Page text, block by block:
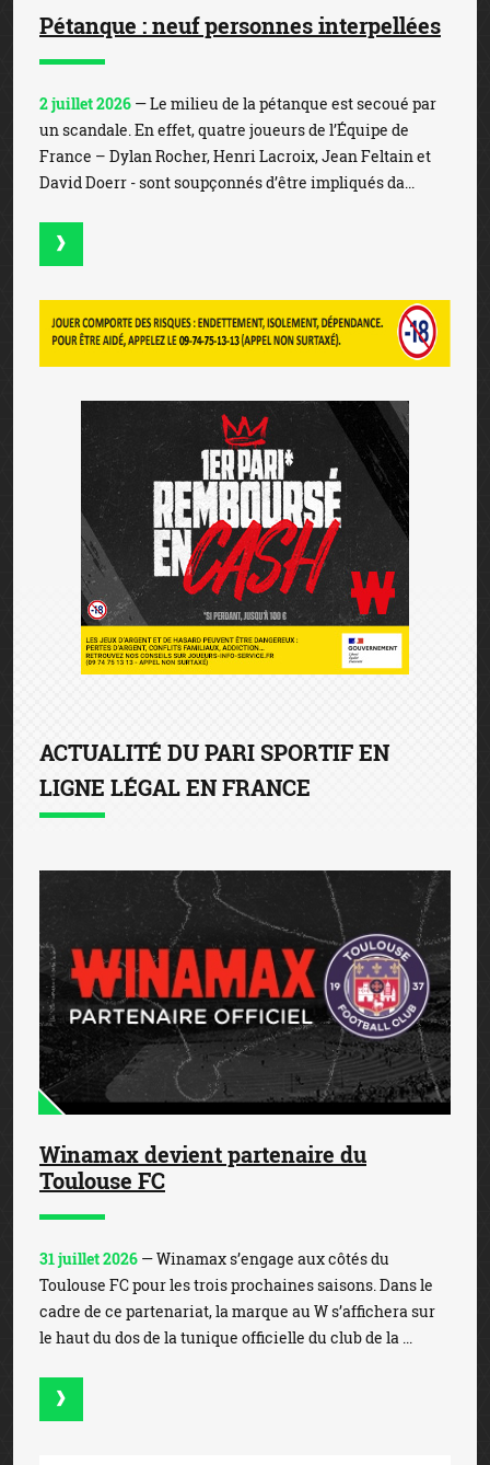
Pétanque : neuf personnes interpellées
2 juillet 2026 — Le milieu de la pétanque est secoué par
un scandale. En effet, quatre joueurs de l’Équipe de
France – Dylan Rocher, Henri Lacroix, Jean Feltain et
David Doerr - sont soupçonnés d’être impliqués da...
ACTUALITÉ DU PARI SPORTIF EN
LIGNE LÉGAL EN FRANCE
Winamax devient partenaire du
Toulouse FC
31 juillet 2026 — Winamax s’engage aux côtés du
Toulouse FC pour les trois prochaines saisons. Dans le
cadre de ce partenariat, la marque au W s’affichera sur
le haut du dos de la tunique officielle du club de la ...